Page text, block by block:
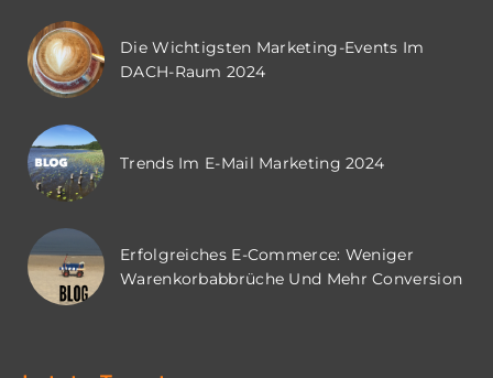
Die Wichtigsten Marketing-Events Im
DACH-Raum 2024
Trends Im E-Mail Marketing 2024
Erfolgreiches E-Commerce: Weniger
Warenkorbabbrüche Und Mehr Conversion